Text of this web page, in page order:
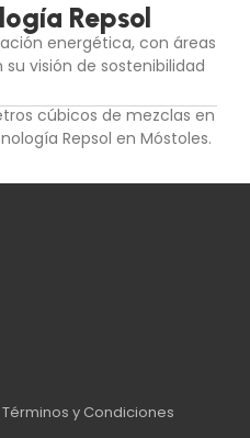
Repsol
energética, con áreas
visión de sostenibilidad
cúbicos de mezclas en
Repsol en Móstoles.
Términos y Condiciones